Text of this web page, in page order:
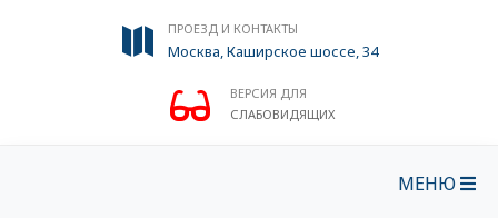
ПРОЕЗД И КОНТАКТЫ
Москва, Каширское шоссе, 34
ВЕРСИЯ ДЛЯ
СЛАБОВИДЯЩИХ
МЕНЮ